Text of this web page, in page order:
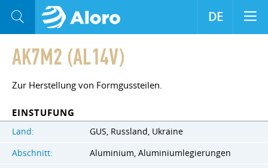
AK7M2 (AL14V)
Zur Herstellung von Formgussteilen.
EINSTUFUNG
Land:
GUS, Russland, Ukraine
Abschnitt:
Aluminium, Aluminiumlegierungen
DE